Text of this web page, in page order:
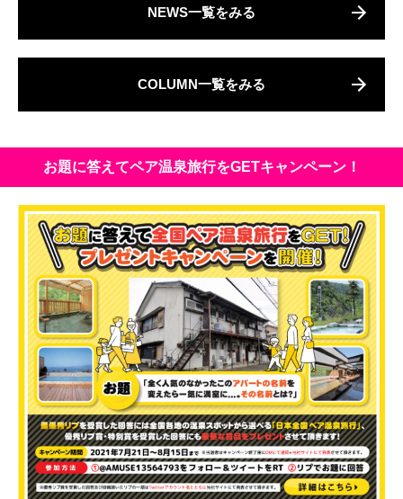
NEWS一覧をみる
COLUMN一覧をみる
お題に答えてペア温泉旅行をGETキャンペーン！